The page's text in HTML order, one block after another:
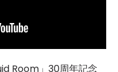
Room」30周年記念